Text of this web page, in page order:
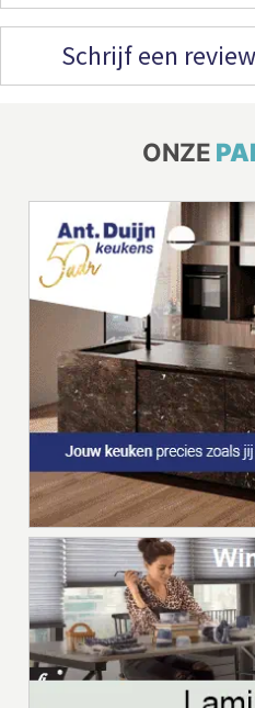
Schrijf een review
ONZE